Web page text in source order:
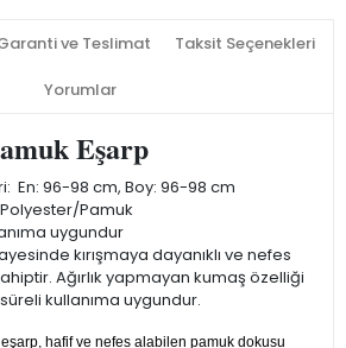
ve Teslimat Taksit Seçenekleri
Yorumlar
Eşarp
En: 96-98 cm, Boy: 96-98 cm
Pamuk
uygundur
kırışmaya dayanıklı ve nefes
Ağırlık yapmayan kumaş özelliği
kullanıma uygundur.
eşarp, hafif ve nefes alabilen pamuk dokusu